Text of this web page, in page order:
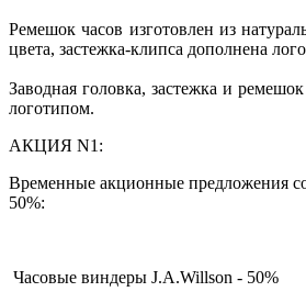
Ремешок часов изготовлен из
цвета, застежка-клипса дополнена
Заводная головка, застежка и
логотипом.
АКЦИЯ N1:
Временные акционные предложения
50%:
Часовые виндеры J.A.Willson - 50%